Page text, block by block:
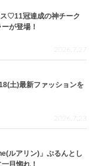
♡11冠達成の神チーク
が登場！
2026.7.27
土)最新ファッションを
2026.7.23
ルアリン)」ぷるんとし